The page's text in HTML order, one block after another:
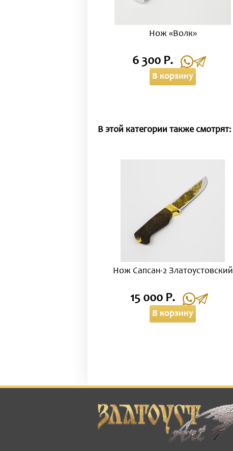
Нож «Волк»
6 300 Р.
В корзину
В этой категории также смотрят:
Нож Сапсан-2 Златоустовский
15 000 Р.
В корзину